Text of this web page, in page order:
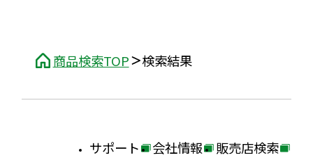
商品検索TOP 検索結果
サポート 会社情報 販売店検索